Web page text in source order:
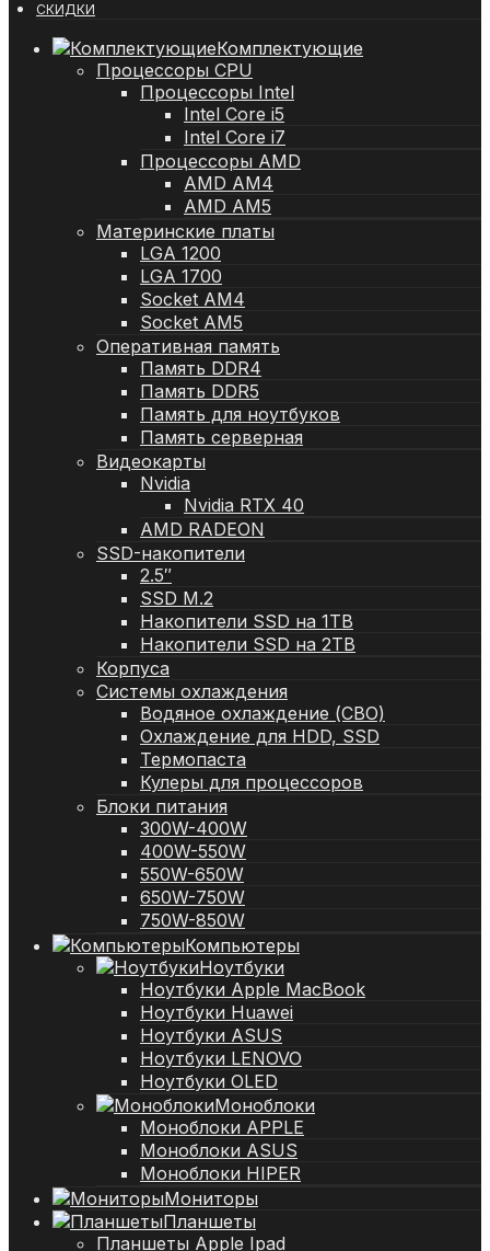
СКИДКИ
Комплектующие
Процессоры CPU
Процессоры Intel
Intel Core i5
Intel Core i7
Процессоры AMD
AMD AM4
AMD AM5
Материнские платы
LGA 1200
LGA 1700
Socket AM4
Socket AM5
Оперативная память
Память DDR4
Память DDR5
Память для ноутбуков
Память серверная
Видеокарты
Nvidia
Nvidia RTX 40
AMD RADEON
SSD-накопители
2.5″
SSD M.2
Накопители SSD на 1TB
Накопители SSD на 2TB
Корпуса
Системы охлаждения
Водяное охлаждение (СВО)
Охлаждение для HDD, SSD
Термопаста
Кулеры для процессоров
Блоки питания
300W-400W
400W-550W
550W-650W
650W-750W
750W-850W
Компьютеры
Ноутбуки
Ноутбуки Apple MacBook
Ноутбуки Huawei
Ноутбуки ASUS
Ноутбуки LENOVO
Ноутбуки OLED
Моноблоки
Моноблоки APPLE
Моноблоки ASUS
Моноблоки HIPER
Мониторы
Планшеты
Планшеты Apple Ipad